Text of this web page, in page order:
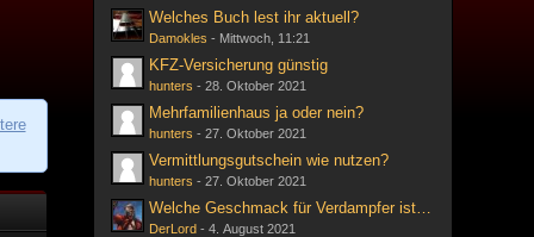
Welches Buch lest ihr aktuell?
Damokles - Mittwoch, 11:21
KFZ-Versicherung günstig
hunters - 28. Oktober 2021
Mehrfamilienhaus ja oder nein?
hunters - 27. Oktober 2021
Vermittlungsgutschein wie nutzen?
hunters - 27. Oktober 2021
Welche Geschmack für Verdampfer ist ihr liebsten?
DerLord- 4. August 2021